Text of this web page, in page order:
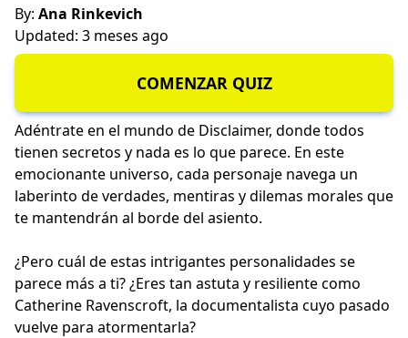
By: Ana Rinkevich
Updated: 3 meses ago
COMENZAR QUIZ
Adéntrate en el mundo de Disclaimer, donde todos
tienen secretos y nada es lo que parece. En este
emocionante universo, cada personaje navega un
laberinto de verdades, mentiras y dilemas morales que
te mantendrán al borde del asiento.
¿Pero cuál de estas intrigantes personalidades se
parece más a ti? ¿Eres tan astuta y resiliente como
Catherine Ravenscroft, la documentalista cuyo pasado
vuelve para atormentarla?